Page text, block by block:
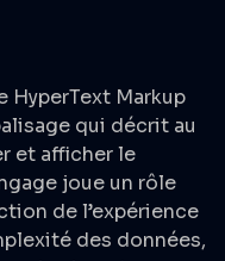
HyperText Markup
qui décrit au
et afficher le
joue un rôle
de l’expérience
des données,